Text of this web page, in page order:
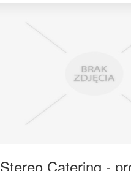
Stereo Catering -